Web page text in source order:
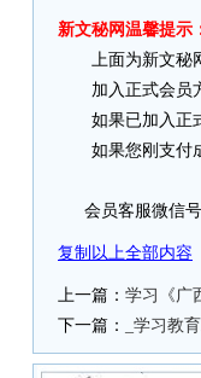
新文秘网温馨提示
上面为新文秘网
加入正式会员
如果已加入正
如果您刚支付成
会员客服微信号
复制以上全部内容
上一篇： 学习《广
下一篇：
_学习教